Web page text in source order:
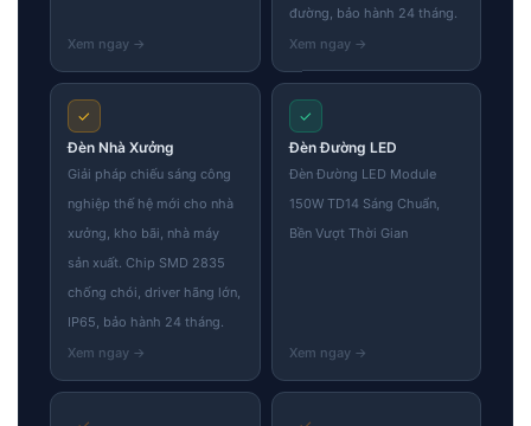
đường, bảo hành 24 tháng.
✓
Đèn Nhà Xưởng
Giải pháp chiếu sáng công
nghiệp thế hệ mới cho nhà
xưởng, kho bãi, nhà máy
sản xuất. Chip SMD 2835
chống chói, driver hãng lớn,
IP65, bảo hành 24 tháng.
✓
Đèn Đường LED
Đèn Đường LED Module
150W TD14 Sáng Chuẩn,
Bền Vượt Thời Gian